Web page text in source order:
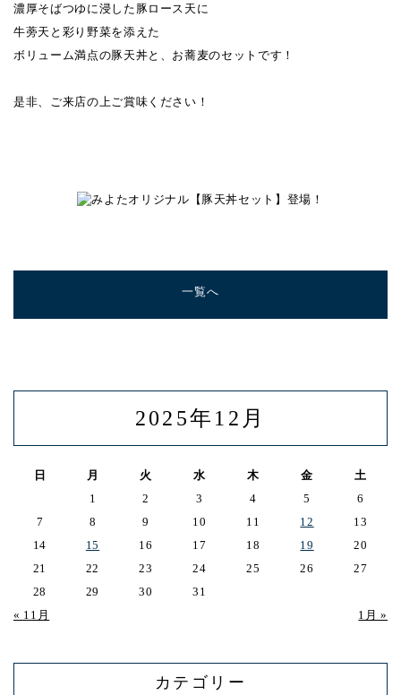
濃厚そばつゆに浸した豚ロース天に
牛蒡天と彩り野菜を添えた
ボリューム満点の豚天丼と、お蕎麦のセットです！
是非、ご来店の上ご賞味ください！
一覧へ
2025年12月
日 月 火 水 木 金 土
« 11月 1月 »
1 2 3 4 5
6
7
8 9 10 11 12
13
14
15 16 17 18 19
20
21
22 23 24 25 26
27
28
29 30 31
カテゴリー